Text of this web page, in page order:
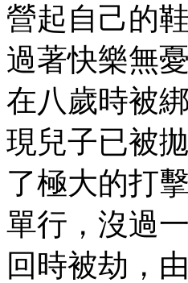
營起自己的
過著快樂無
在八歲時被
現兒子已被
了極大的打
單行，沒過
回時被劫，